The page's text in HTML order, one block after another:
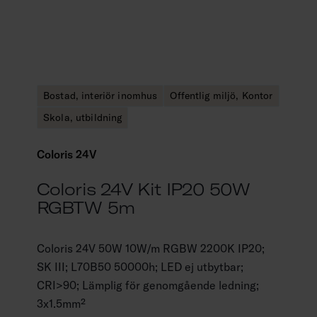
Bostad, interiör inomhus
Offentlig miljö, Kontor
Skola, utbildning
Coloris 24V
Coloris 24V Kit IP20 50W
RGBTW 5m
Coloris 24V 50W 10W/m RGBW 2200K IP20;
SK III; L70B50 50000h; LED ej utbytbar;
CRI>90; Lämplig för genomgående ledning;
3x1.5mm²